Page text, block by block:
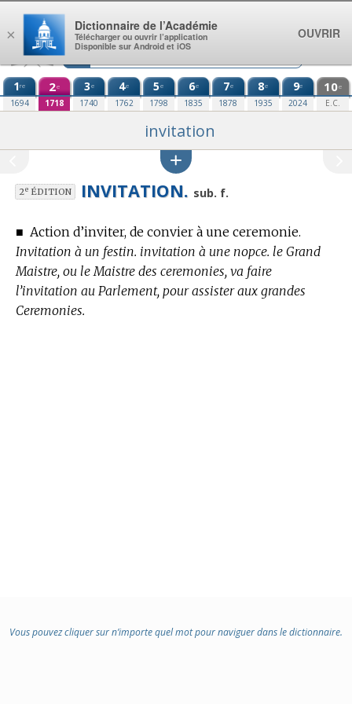
Aller au contenu
1re
1694
2e
1718
3e
1740
4e
1762
5e
1798
6e
1835
7e
1878
8e
1935
9e
2024
10e
E.C.
invitation
2eÉDITION INVITATION. sub. f.
■ Action d’inviter, de convier à une ceremonie.
Invitation à un festin. invitation à une nopce. le Grand
Maistre, ou le Maistre des ceremonies, va faire
l’invitation au Parlement, pour assister aux grandes
Ceremonies.
Vous pouvez cliquer sur n’importe quel mot pour naviguer dans le dictionnaire.
×
Dictionnaire de l’Académie
Télécharger ou ouvrir l’application
Disponible sur Android et iOS
OUVRIR